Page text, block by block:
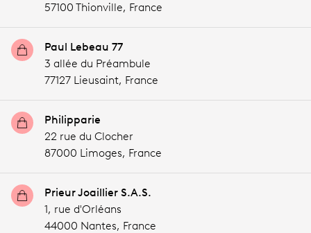
57100 Thionville, France
Paul Lebeau 77
3 allée du Préambule
77127 Lieusaint, France
Philipparie
22 rue du Clocher
87000 Limoges, France
Prieur Joaillier S.A.S.
1, rue d'Orléans
44000 Nantes, France